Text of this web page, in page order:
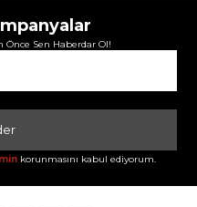
Önce Sen Haberdar Ol!
korunmasını kabul ediyorum.